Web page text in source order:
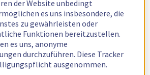
der Website unbedingt
es uns insbesondere, die
zu gewährleisten oder
Funktionen bereitzustellen.
es uns, anonyme
durchzuführen. Diese Tracker
ausgenommen.